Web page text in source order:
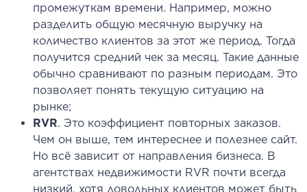
промежуткам времени. Например, можно
разделить общую месячную выручку на
количество клиентов за этот же период. Тогда
получится средний чек за месяц. Такие данные
обычно сравнивают по разным периодам. Это
позволяет понять текущую ситуацию на
рынке;
RVR. Это коэффициент повторных заказов.
Чем он выше, тем интереснее и полезнее сайт.
Но всё зависит от направления бизнеса. В
агентствах недвижимости RVR почти всегда
низкий, хотя довольных клиентов может быть